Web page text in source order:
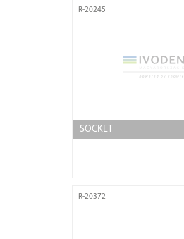
R-20245
SOCKET
R-20372